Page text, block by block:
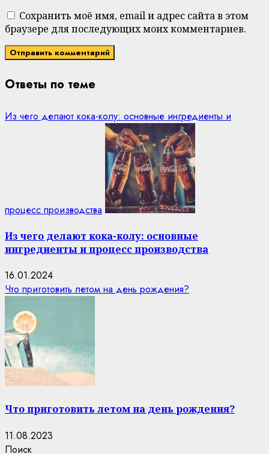
Сохранить моё имя, email и адрес сайта в этом
браузере для последующих моих комментариев.
Ответы по теме
Из чего делают кока-колу: основные ингредиенты и
процесс производства
Из чего делают кока-колу: основные
ингредиенты и процесс производства
16.01.2024
Что приготовить летом на день рождения?
Что приготовить летом на день рождения?
11.08.2023
Поиск